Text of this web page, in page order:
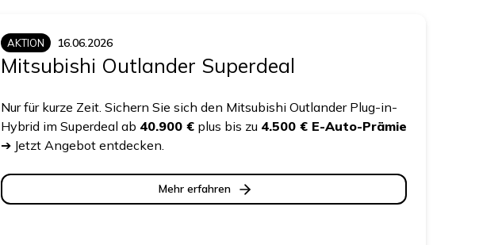
AKTION 16.06.2026
Mitsubishi Outlander Superdeal
Nur für kurze Zeit. Sichern Sie sich den Mitsubishi Outlander Plug-in-
Hybrid im Superdeal ab 40.900 € plus bis zu 4.500 € E-Auto-Prämie
➔ Jetzt Angebot entdecken.
Mehr erfahren